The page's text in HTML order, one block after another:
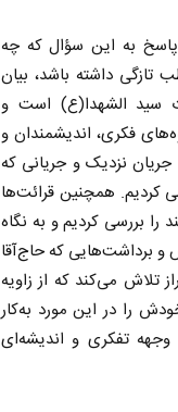
به این سؤال که چه
تازگی داشته باشد، بیان
سید الشهدا(ع) است و
فکری، اندیشمندان و
نزدیک و جریانی که
کردیم. همچنین قرائت‌ها
را بررسی کردیم و به نگاه
برداشت‌هایی که حاج‌آقا
تلاش می‌کند که از زاویه
را در این مورد به‌کار
تفکری و اندیشه‌ای